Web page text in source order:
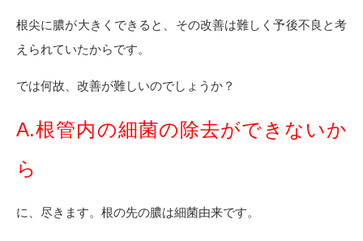
根尖に膿が大きくできると、その改善は難しく予後不良と考
えられていたからです。
では何故、改善が難しいのでしょうか？
A.根管内の細菌の除去ができないか
ら
に、尽きます。根の先の膿は細菌由来です。